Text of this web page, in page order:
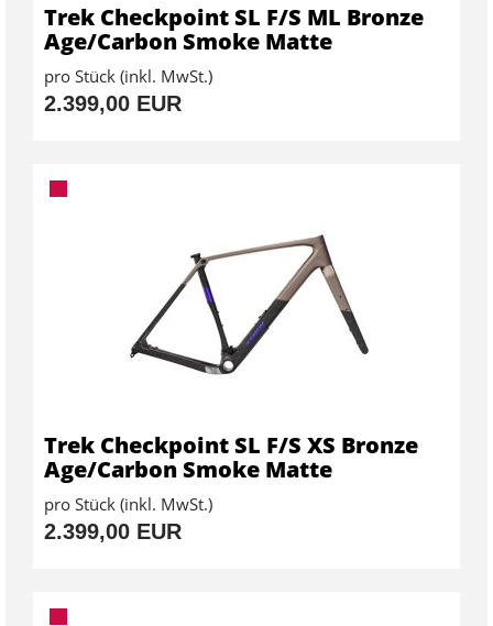
Trek Checkpoint SL F/S ML Bronze
Age/Carbon Smoke Matte
pro Stück (inkl. MwSt.)
2.399,00 EUR
Trek Checkpoint SL F/S XS Bronze
Age/Carbon Smoke Matte
pro Stück (inkl. MwSt.)
2.399,00 EUR